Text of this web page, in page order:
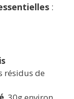
:
résidus de